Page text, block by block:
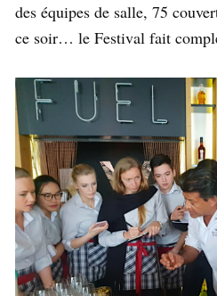
des équipes de salle, 75
ce soir… le Festival fait